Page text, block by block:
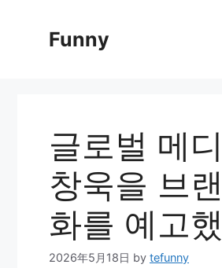
Funny
글로벌 메
창욱을 브
화를 예고
2026年5月18日 by tefunny